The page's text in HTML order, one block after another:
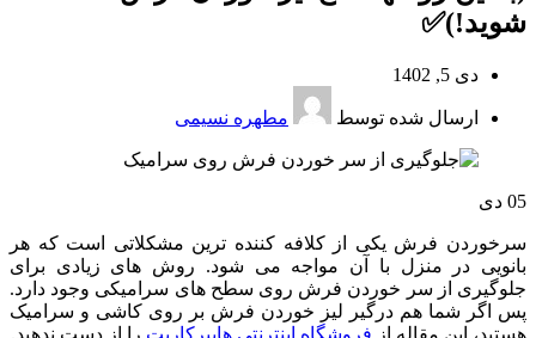
شوید!)✅
دی 5, 1402
ارسال شده توسط مطهره نسیمی
05 دی
سرخوردن فرش یکی از کلافه کننده ترین مشکلاتی است که هر
بانویی در منزل با آن مواجه می شود. روش های زیادی برای
جلوگیری از سر خوردن فرش روی سطح های سرامیکی وجود دارد.
پس اگر شما هم درگیر لیز خوردن فرش بر روی کاشی و سرامیک